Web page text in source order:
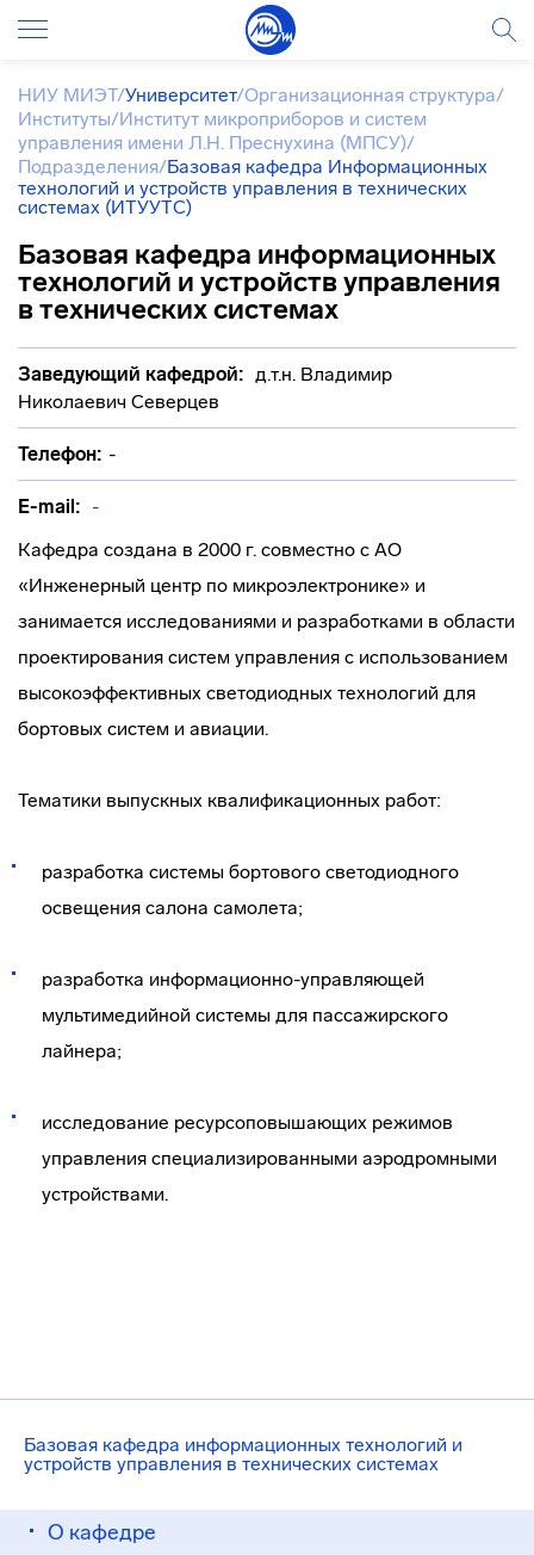
Базовая кафедра информационных технологий и
устройств управления в технических системах
О кафедре
НИУ МИЭТ/Университет/Организационная структура/
Институты/Институт микроприборов и систем
управления имени Л.Н. Преснухина (МПСУ)/
Подразделения/Базовая кафедра Информационных
технологий и устройств управления в технических
системах (ИТУУТС)
Базовая кафедра информационных
технологий и устройств управления
в технических системах
Заведующий кафедрой: д.т.н. Владимир
Николаевич Северцев
Телефон: -
E-mail: -
Кафедра создана в 2000 г. совместно с АО
«Инженерный центр по микроэлектронике» и
занимается исследованиями и разработками в области
проектирования систем управления с использованием
высокоэффективных светодиодных технологий для
бортовых систем и авиации.
Тематики выпускных квалификационных работ:
разработка системы бортового светодиодного
освещения салона самолета;
разработка информационно-управляющей
мультимедийной системы для пассажирского
лайнера;
исследование ресурсоповышающих режимов
управления специализированными аэродромными
устройствами.